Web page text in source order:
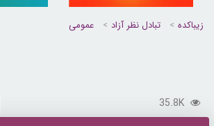
زیباکده تبادل نظر آزاد عمومی
35.8K